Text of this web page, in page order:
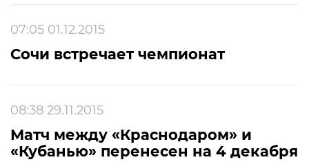
07:05 01.12.2015
Сочи встречает чемпионат
08:38 29.11.2015
Матч между «Краснодаром» и
«Кубанью» перенесен на 4 декабря